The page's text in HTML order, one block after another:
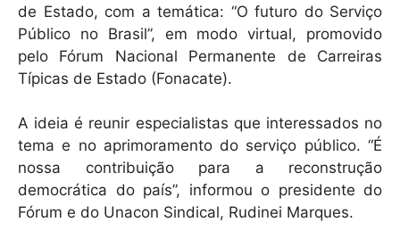
de Estado, com a temática: “O futuro do Serviço
Público no Brasil”, em modo virtual, promovido
pelo Fórum Nacional Permanente de Carreiras
Típicas de Estado (Fonacate).
A ideia é reunir especialistas que interessados no
tema e no aprimoramento do serviço público. “É
nossa contribuição para a reconstrução
democrática do país”, informou o presidente do
Fórum e do Unacon Sindical, Rudinei Marques.